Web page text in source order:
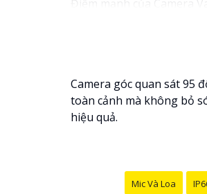
Điểm mạnh của Camera
bạn lựa chọn giải pháp
Nếu bạn đang tìm kiếm
Camera góc quan sát 95
toàn cảnh mà không bỏ
hiệu quả.
Mic Và Loa